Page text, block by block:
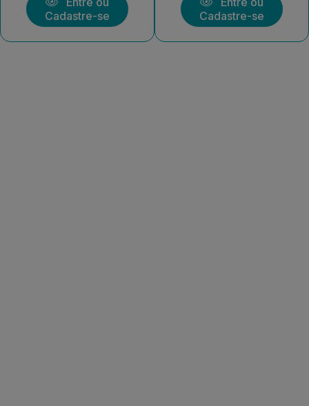
Cadastre-se
Cadastre-se